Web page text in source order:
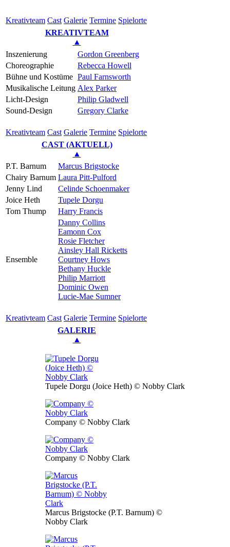
Kreativ­team Cast Gale­rie Ter­mi­ne Spielorte
KREATIVTEAM
▲
Inszenierung
Gordon Greenberg
Choreographie
Rebecca Howell
Bühne und Kostüme Paul Farnsworth
Musikalische Leitung Alex Parker
Licht-Design
Philip Gladwell
Sound-Design
Gregory Clarke
Kreativ­team Cast Gale­rie Ter­mi­ne Spielorte
CAST (AKTUELL)
▲
P.T. Barnum
Marcus Brigstocke
Chairy Barnum Laura Pitt-Pulford
Jenny Lind
Celinde Schoenmaker
Joice Heth
Tupele Dorgu
Tom Thump
Harry Francis
Ensemble
Danny Collins
Eamonn Cox
Rosie Fletcher
Ainsley Hall Ricketts
Courtney Hows
Bethany Huckle
Philip Marriott
Dominic Owen
Lucie-Mae Sumner
Kreativ­team Cast Gale­rie Ter­mi­ne Spielorte
GALERIE
▲
Tupele Dorgu (Joice Heth) © Nobby Clark
Company © Nobby Clark
Company © Nobby Clark
Marcus Brigstocke (P.T. Barnum) ©
Nobby Clark